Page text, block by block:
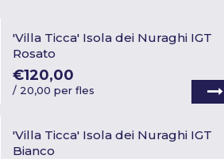
'Villa Ticca' Isola dei Nuraghi IGT
Rosato
€120,00
/ 20,00 per fles
'Villa Ticca' Isola dei Nuraghi IGT
Bianco